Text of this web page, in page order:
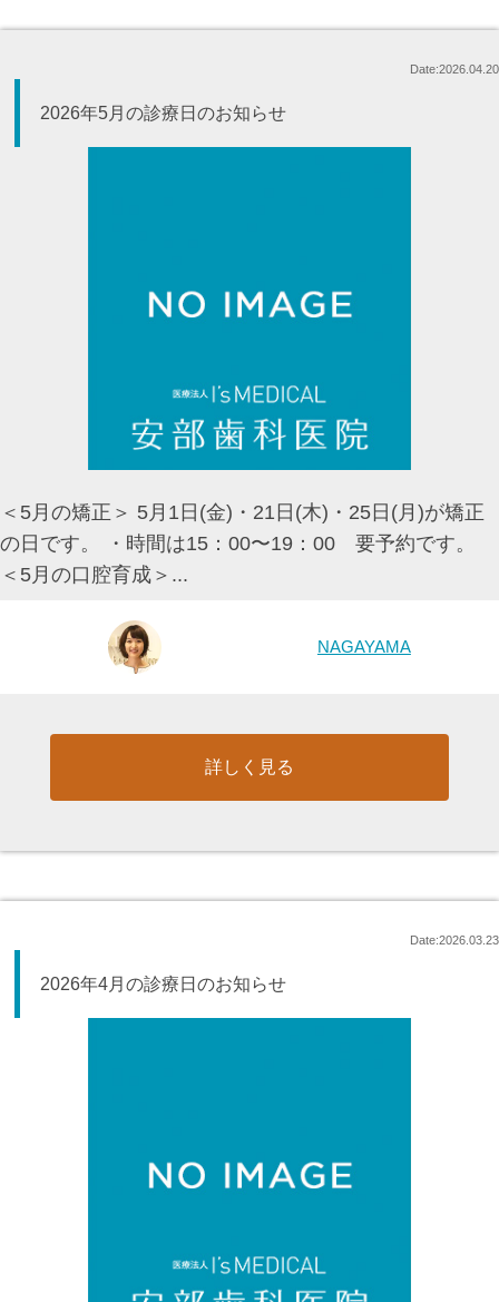
Date:2026.04.20
2026年5月の診療日のお知らせ
＜5月の矯正＞ 5月1日(金)・21日(木)・25日(月)が矯正
の日です。 ・時間は15：00〜19：00 要予約です。
＜5月の口腔育成＞...
NAGAYAMA
詳しく見る
Date:2026.03.23
2026年4月の診療日のお知らせ